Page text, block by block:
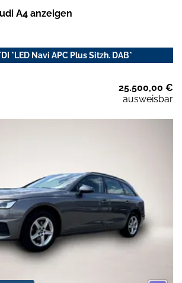
A4 anzeigen
*LED Navi APC Plus Sitzh. DAB*
25.500,00 €
ausweisbar